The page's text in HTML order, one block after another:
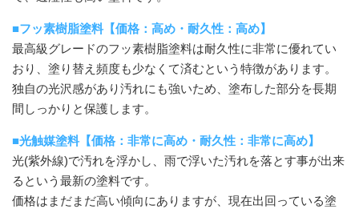
■フッ素樹脂塗料【価格：高め・耐久性：高め】
最高級グレードのフッ素樹脂塗料は耐久性に非常に優れてい
おり、塗り替え頻度も少なくて済むという特徴があります。
独自の光沢感があり汚れにも強いため、塗布した部分を長期
間しっかりと保護します。
■光触媒塗料【価格：非常に高め・耐久性：非常に高め】
光(紫外線)で汚れを浮かし、雨で浮いた汚れを落とす事が出来
るという最新の塗料です。
価格はまだまだ高い傾向にありますが、現在出回っている塗